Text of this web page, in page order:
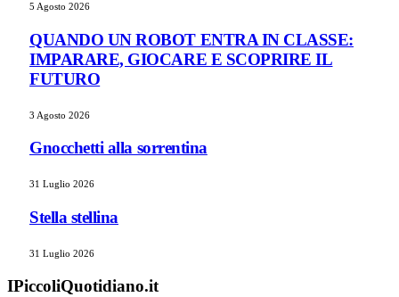
5 Agosto 2026
QUANDO UN ROBOT ENTRA IN CLASSE:
IMPARARE, GIOCARE E SCOPRIRE IL
FUTURO
3 Agosto 2026
Gnocchetti alla sorrentina
31 Luglio 2026
Stella stellina
31 Luglio 2026
IPiccoliQuotidiano.it